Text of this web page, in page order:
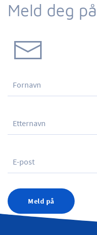
Meld deg
Meld på